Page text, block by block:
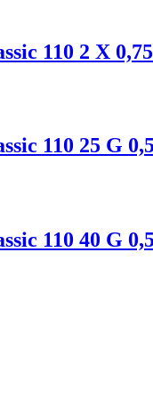
110 2 X
110 25 G
110 40 G